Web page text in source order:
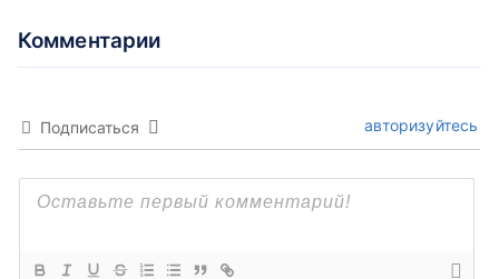
Комментарии
Подписаться авторизуйтесь